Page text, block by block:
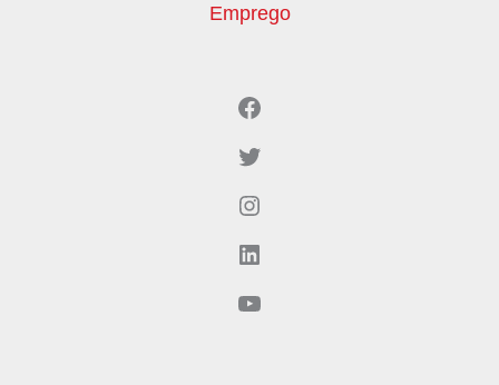
Emprego
Facebook
Twitter
Instagram
LinkedIn
YouTube